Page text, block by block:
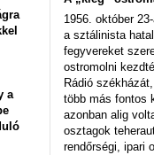
a
1956. október
a sztálinista
fegyvereket
ostromolni
Rádió
több más fontos
azonban alig
osztagok
rendőrségi, ipari